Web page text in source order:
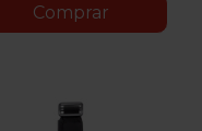
Comprar